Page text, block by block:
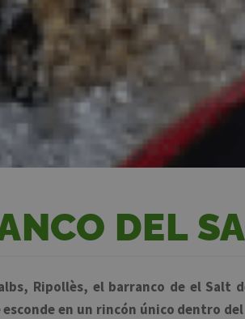
Email
DEL
Ripollès, el barranco de el Salt
esconde en un rincón único dentro